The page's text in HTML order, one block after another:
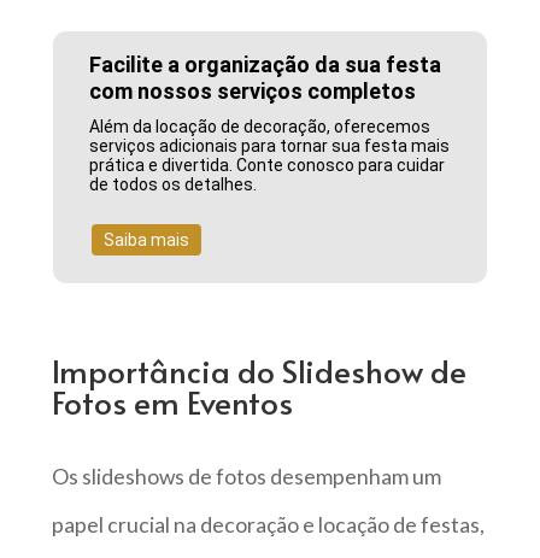
Facilite a organização da sua festa
com nossos serviços completos
Além da locação de decoração, oferecemos
serviços adicionais para tornar sua festa mais
prática e divertida. Conte conosco para cuidar
de todos os detalhes.
Saiba mais
Importância do Slideshow de
Fotos em Eventos
Os slideshows de fotos desempenham um
papel crucial na decoração e locação de festas,